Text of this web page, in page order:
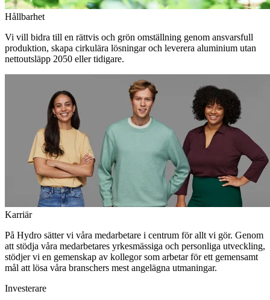
Hållbarhet
Vi vill bidra till en rättvis och grön omställning genom ansvarsfull
produktion, skapa cirkulära lösningar och leverera aluminium utan
nettoutsläpp 2050 eller tidigare.
Karriär
På Hydro sätter vi våra medarbetare i centrum för allt vi gör. Genom
att stödja våra medarbetares yrkesmässiga och personliga utveckling,
stödjer vi en gemenskap av kollegor som arbetar för ett gemensamt
mål att lösa våra branschers mest angelägna utmaningar.
Investerare